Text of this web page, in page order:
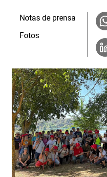
Notas de prensa
Fotos